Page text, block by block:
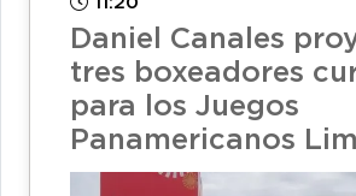
Daniel Canales
tres boxeadores
para los Juegos
Panamericanos